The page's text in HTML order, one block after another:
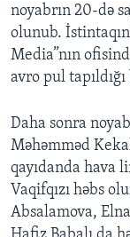
noyabrın 20-də
olunub.
Media”nın
avro pul
Daha sonra
Məhəmməd
qayıdanda hava
Vaqifqızı həbs
Absalamova,